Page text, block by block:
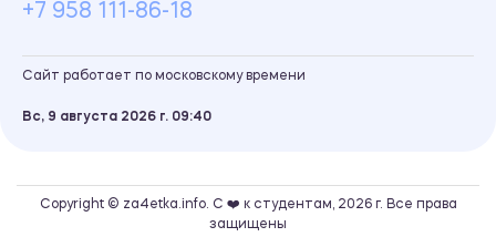
+7 958 111-86-18
Сайт работает по московскому времени
Вс, 9 августа 2026 г. 09 40
Copyright © za4etka.info. С ❤️ к студентам, 2026 г. Все права
защищены